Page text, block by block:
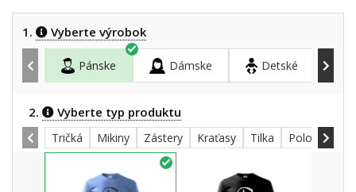
1. Vyberte výrobok
Pánske Dámske Detské
2. Vyberte typ produktu
Tričká Mikiny Zástery Kraťasy Tilka Polokošele